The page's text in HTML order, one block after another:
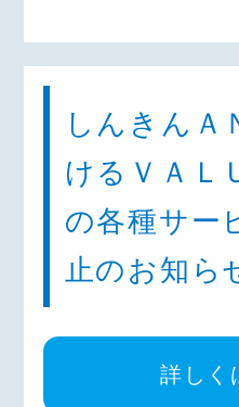
しんきんＡ
けるＶＡＬ
の各種サー
止のお知ら
詳しく